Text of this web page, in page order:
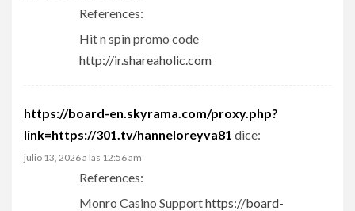
References:
Hit n spin promo code
http://ir.shareaholic.com
https://board-en.skyrama.com/proxy.php?
link=https://301.tv/hanneloreyva81 dice:
julio 13, 2026 a las 12:56 am
References:
Monro Casino Supporthttps://board-